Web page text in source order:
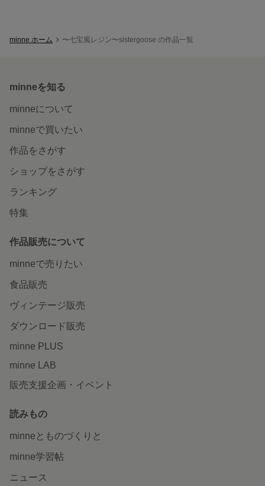
minne ホーム 〜七宝風レジン〜sistergoose の作品一覧
minneを知る
minneについて
minneで買いたい
作品をさがす
ショップをさがす
ランキング
特集
作品販売について
minneで売りたい
食品販売
ヴィンテージ販売
ダウンロード販売
minne PLUS
minne LAB
販売支援企画・イベント
読みもの
minneとものづくりと
minne学習帖
ニュース